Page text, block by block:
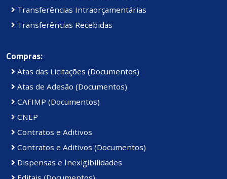
Transferências Intraorçamentárias
Transferências Recebidas
Compras:
Atas das Licitações (Documentos)
Atas de Adesão (Documentos)
CAFIMP (Documentos)
CNEP
Contratos e Aditivos
Contratos e Aditivos (Documentos)
Dispensas e Inexigibilidades